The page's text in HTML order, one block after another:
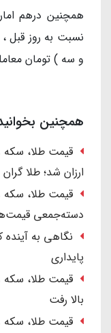
و سه ) تومان
همچنین
ارزان شد؛ طلا گران
دسته‌جمعی
نگاهی به
پایداری
بالا رفت